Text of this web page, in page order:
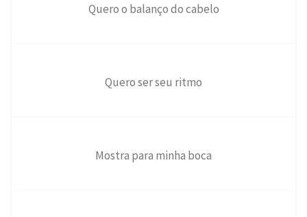
Quero o balanço do cabelo
Quero ser seu ritmo
Mostra para minha boca